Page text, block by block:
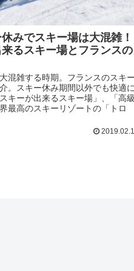
みでスキー場は大混雑！
るスキー場とフランスの
混雑する時期。フランスのスキー
。スキー休み期間以外でも快適に
キーが出来るスキー場」、「高級
最高のスキーリゾートの「トロ